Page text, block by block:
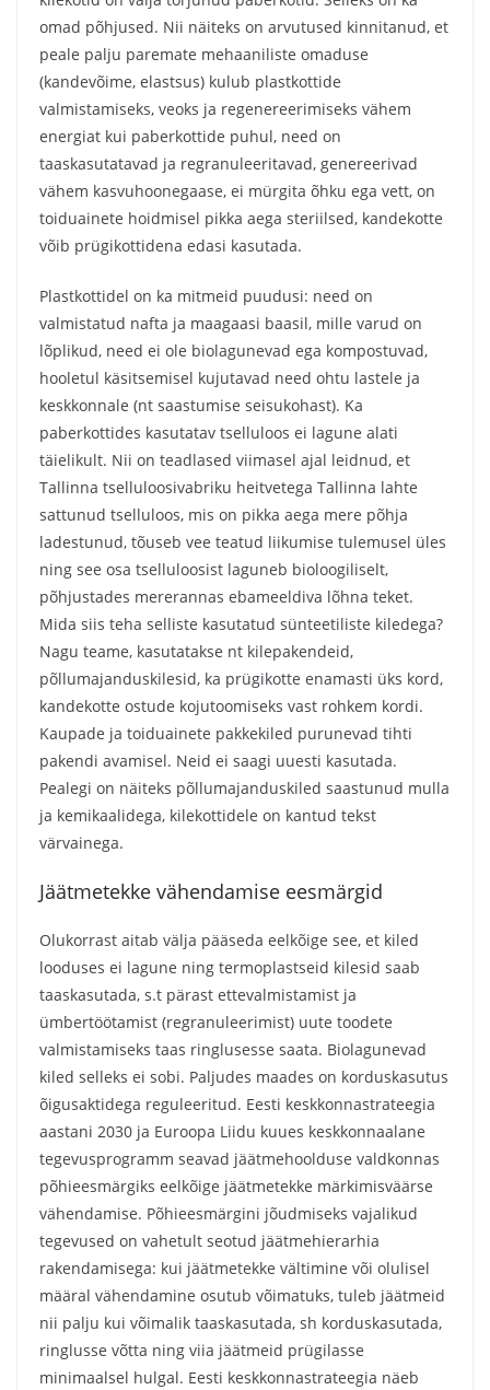
omad põhjused. Nii näiteks on arvutused kinnitanud, et
peale palju paremate mehaaniliste omaduse
(kandevõime, elastsus) kulub plastkottide
valmistamiseks, veoks ja regenereerimiseks vähem
energiat kui paberkottide puhul, need on
taaskasutatavad ja regranuleeritavad, genereerivad
vähem kasvuhoonegaase, ei mürgita õhku ega vett, on
toiduainete hoidmisel pikka aega steriilsed, kandekotte
võib prügikottidena edasi kasutada.
Plastkottidel on ka mitmeid puudusi: need on
valmistatud nafta ja maagaasi baasil, mille varud on
lõplikud, need ei ole biolagunevad ega kompostuvad,
hooletul käsitsemisel kujutavad need ohtu lastele ja
keskkonnale (nt saastumise seisukohast). Ka
paberkottides kasutatav tselluloos ei lagune alati
täielikult. Nii on teadlased viimasel ajal leidnud, et
Tallinna tselluloosivabriku heitvetega Tallinna lahte
sattunud tselluloos, mis on pikka aega mere põhja
ladestunud, tõuseb vee teatud liikumise tulemusel üles
ning see osa tselluloosist laguneb bioloogiliselt,
põhjustades mererannas ebameeldiva lõhna teket.
Mida siis teha selliste kasutatud sünteetiliste kiledega?
Nagu teame, kasutatakse nt kilepakendeid,
põllumajanduskilesid, ka prügikotte enamasti üks kord,
kandekotte ostude kojutoomiseks vast rohkem kordi.
Kaupade ja toiduainete pakkekiled purunevad tihti
pakendi avamisel. Neid ei saagi uuesti kasutada.
Pealegi on näiteks põllumajanduskiled saastunud mulla
ja kemikaalidega, kilekottidele on kantud tekst
värvainega.
Jäätmetekke vähendamise eesmärgid
Olukorrast aitab välja pääseda eelkõige see, et kiled
looduses ei lagune ning termoplastseid kilesid saab
taaskasutada, s.t pärast ettevalmistamist ja
ümbertöötamist (regranuleerimist) uute toodete
valmistamiseks taas ringlusesse saata. Biolagunevad
kiled selleks ei sobi. Paljudes maades on korduskasutus
õigusaktidega reguleeritud. Eesti keskkonnastrateegia
aastani 2030 ja Euroopa Liidu kuues keskkonnaalane
tegevusprogramm seavad jäätmehoolduse valdkonnas
põhieesmärgiks eelkõige jäätmetekke märkimisväärse
vähendamise. Põhieesmärgini jõudmiseks vajalikud
tegevused on vahetult seotud jäätmehierarhia
rakendamisega: kui jäätmetekke vältimine või olulisel
määral vähendamine osutub võimatuks, tuleb jäätmeid
nii palju kui võimalik taaskasutada, sh korduskasutada,
ringlusse võtta ning viia jäätmeid prügilasse
minimaalsel hulgal. Eesti keskkonnastrateegia näeb